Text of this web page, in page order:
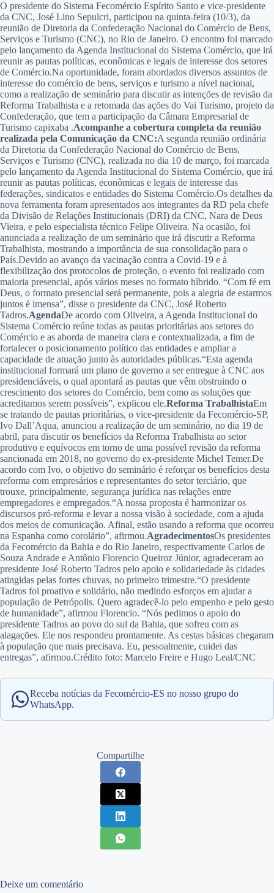
O presidente do Sistema Fecomércio Espírito Santo e vice-presidente
da CNC, José Lino Sepulcri, participou na quinta-feira (10/3), da
reunião de Diretoria da Confederação Nacional do Comércio de Bens,
Serviços e Turismo (CNC), no Rio de Janeiro. O encontro foi marcado
pelo lançamento da Agenda Institucional do Sistema Comércio, que irá
reunir as pautas políticas, econômicas e legais de interesse dos setores
de Comércio.Na oportunidade, foram abordados diversos assuntos de
interesse do comércio de bens, serviços e turismo a nível nacional,
como a realização de seminário para discutir as intenções de revisão da
Reforma Trabalhista e a retomada das ações do Vai Turismo, projeto da
Confederação, que tem a participação da Câmara Empresarial de
Turismo capixaba .Acompanhe a cobertura completa da reunião
realizada pela Comunicação da CNC:A segunda reunião ordinária
da Diretoria da Confederação Nacional do Comércio de Bens,
Serviços e Turismo (CNC), realizada no dia 10 de março, foi marcada
pelo lançamento da Agenda Institucional do Sistema Comércio, que irá
reunir as pautas políticas, econômicas e legais de interesse das
federações, sindicatos e entidades do Sistema Comércio.Os detalhes da
nova ferramenta foram apresentados aos integrantes da RD pela chefe
da Divisão de Relações Institucionais (DRI) da CNC, Nara de Deus
Vieira, e pelo especialista técnico Felipe Oliveira. Na ocasião, foi
anunciada a realização de um seminário que irá discutir a Reforma
Trabalhista, mostrando a importância de sua consolidação para o
País.Devido ao avanço da vacinação contra a Covid-19 e à
flexibilização dos protocolos de proteção, o evento foi realizado com
maioria presencial, após vários meses no formato híbrido. “Com fé em
Deus, o formato presencial será permanente, pois a alegria de estarmos
juntos é imensa”, disse o presidente da CNC, José Roberto
Tadros.AgendaDe acordo com Oliveira, a Agenda Institucional do
Sistema Comércio reúne todas as pautas prioritárias aos setores do
Comércio e as aborda de maneira clara e contextualizada, a fim de
fortalecer o posicionamento político das entidades e ampliar a
capacidade de atuação junto às autoridades públicas.“Esta agenda
institucional formará um plano de governo a ser entregue à CNC aos
presidenciáveis, o qual apontará as pautas que vêm obstruindo o
crescimento dos setores do Comércio, bem como as soluções que
acreditamos serem possíveis”, explicou ele.Reforma TrabalhistaEm
se tratando de pautas prioritárias, o vice-presidente da Fecomércio-SP,
Ivo Dall’Aqua, anunciou a realização de um seminário, no dia 19 de
abril, para discutir os benefícios da Reforma Trabalhista ao setor
produtivo e equívocos em torno de uma possível revisão da reforma
sancionada em 2018, no governo do ex-presidente Michel Temer.De
acordo com Ivo, o objetivo do seminário é reforçar os benefícios desta
reforma com empresários e representantes do setor terciário, que
trouxe, principalmente, segurança jurídica nas relações entre
empregadores e empregados.“A nossa proposta é harmonizar os
discursos pró-reforma e levar a nossa visão à sociedade, com a ajuda
dos meios de comunicação. Afinal, estão usando a reforma que ocorreu
na Espanha como corolário”, afirmou.AgradecimentosOs presidentes
da Fecomércio da Bahia e do Rio Janeiro, respectivamente Carlos de
Souza Andrade e Antônio Florencio Queiroz Júnior, agradeceram ao
presidente José Roberto Tadros pelo apoio e solidariedade às cidades
atingidas pelas fortes chuvas, no primeiro trimestre.“O presidente
Tadros foi proativo e solidário, não medindo esforços em ajudar a
população de Petrópolis. Quero agradecê-lo pelo empenho e pelo gesto
de humanidade”, afirmou Florencio. “Nós pedimos o apoio do
presidente Tadros ao povo do sul da Bahia, que sofreu com as
alagações. Ele nos respondeu prontamente. As cestas básicas chegaram
à população que mais precisava. Eu, pessoalmente, cuidei das
entregas”, afirmou.Crédito foto: Marcelo Freire e Hugo Leal/CNC
Receba notícias da Fecomércio-ES no nosso grupo do
WhatsApp.
Compartilhe
Deixe um comentário